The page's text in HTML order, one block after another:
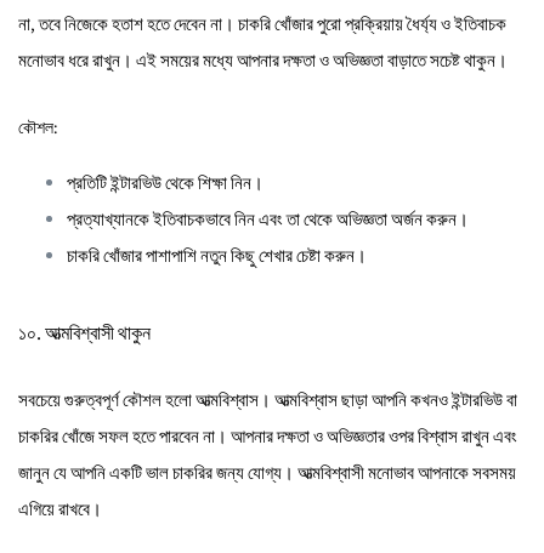
না, তবে নিজেকে হতাশ হতে দেবেন না। চাকরি খোঁজার পুরো প্রক্রিয়ায় ধৈর্য্য ও ইতিবাচক
মনোভাব ধরে রাখুন। এই সময়ের মধ্যে আপনার দক্ষতা ও অভিজ্ঞতা বাড়াতে সচেষ্ট থাকুন।
কৌশল:
প্রতিটি ইন্টারভিউ থেকে শিক্ষা নিন।
প্রত্যাখ্যানকে ইতিবাচকভাবে নিন এবং তা থেকে অভিজ্ঞতা অর্জন করুন।
চাকরি খোঁজার পাশাপাশি নতুন কিছু শেখার চেষ্টা করুন।
১০. আত্মবিশ্বাসী থাকুন
সবচেয়ে গুরুত্বপূর্ণ কৌশল হলো আত্মবিশ্বাস। আত্মবিশ্বাস ছাড়া আপনি কখনও ইন্টারভিউ বা
চাকরির খোঁজে সফল হতে পারবেন না। আপনার দক্ষতা ও অভিজ্ঞতার ওপর বিশ্বাস রাখুন এবং
জানুন যে আপনি একটি ভাল চাকরির জন্য যোগ্য। আত্মবিশ্বাসী মনোভাব আপনাকে সবসময়
এগিয়ে রাখবে।